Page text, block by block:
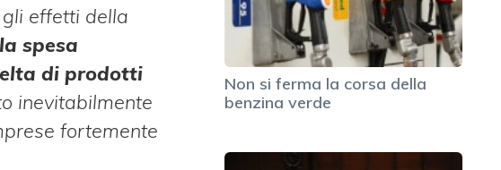
effetti della
spesa
di prodotti
inevitabilmente
fortemente
Non si ferma la corsa della
benzina verde